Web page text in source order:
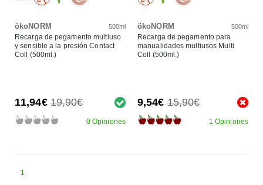
ökoNORM 500ml
Recarga de pegamento multiuso
y sensible a la presión Contact
Coll (500ml.)
11,94€ 19,90€
0 Opiniones
ökoNORM 500ml
Recarga de pegamento para
manualidades multiusos Multi
Coll (500ml.)
9,54€ 15,90€
1 Opiniones
1